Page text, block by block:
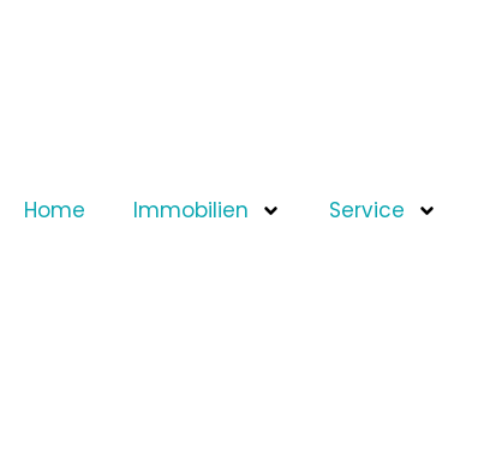
Home Immobilien Service